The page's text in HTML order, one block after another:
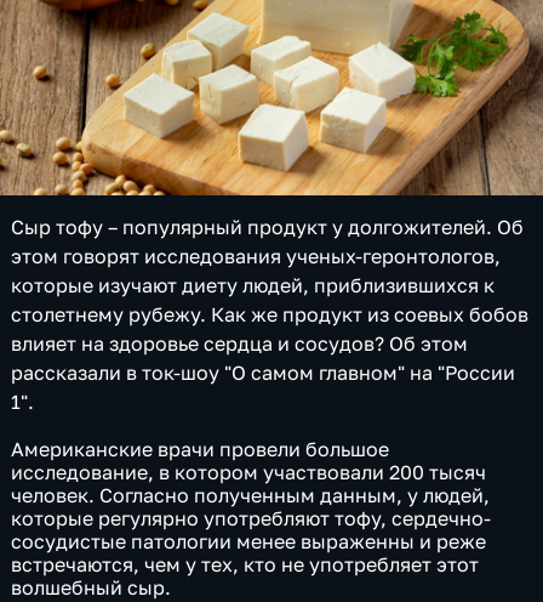
Сыр тофу – популярный продукт у долгожителей. Об
этом говорят исследования ученых-геронтологов,
которые изучают диету людей, приблизившихся к
столетнему рубежу. Как же продукт из соевых бобов
влияет на здоровье сердца и сосудов? Об этом
рассказали в ток-шоу "О самом главном" на "России
1".
Американские врачи провели большое
исследование, в котором участвовали 200 тысяч
человек. Согласно полученным данным, у людей,
которые регулярно употребляют тофу, сердечно-
сосудистые патологии менее выраженны и реже
встречаются, чем у тех, кто не употребляет этот
волшебный сыр.